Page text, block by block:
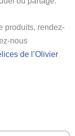
produits, rendez-
nous
de l’Olivier